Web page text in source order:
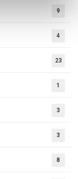
9
4
23
1
3
3
8